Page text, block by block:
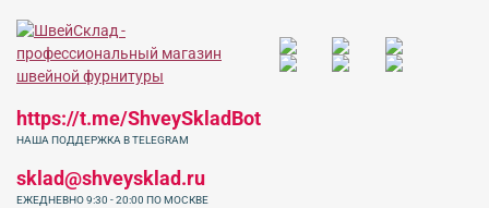
https://t.me/ShveySkladBot
НАША ПОДДЕРЖКА В TELEGRAM
sklad@shveysklad.ru
ЕЖЕДНЕВНО 9:30 - 20:00 ПО МОСКВЕ